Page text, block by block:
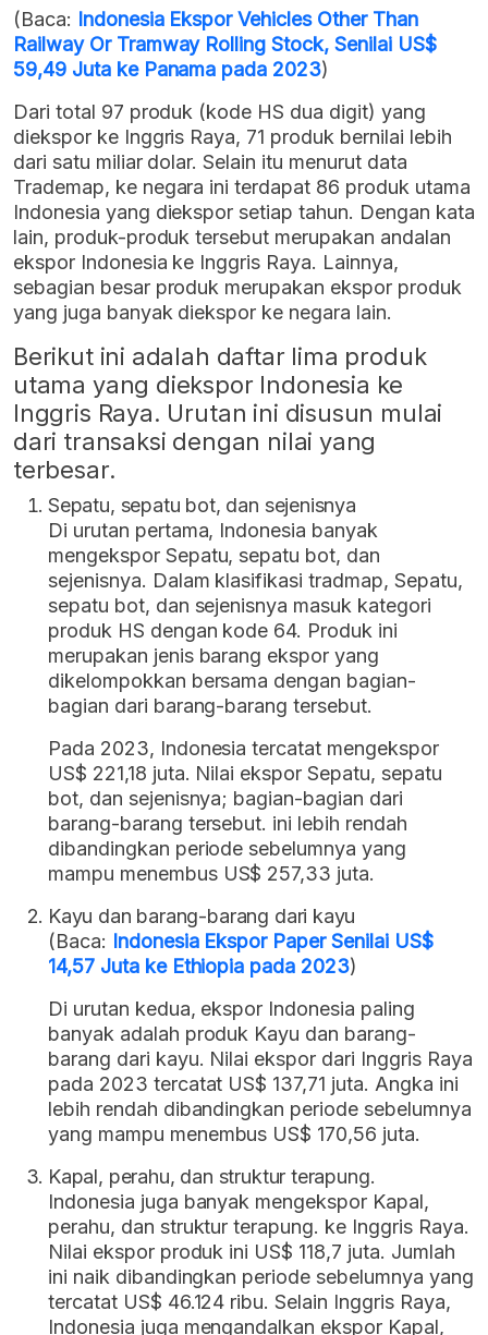
(Baca: Indonesia Ekspor Vehicles Other Than
Railway Or Tramway Rolling Stock, Senilai US$
59,49 Juta ke Panama pada 2023)
Dari total 97 produk (kode HS dua digit) yang
diekspor ke Inggris Raya, 71 produk bernilai lebih
dari satu miliar dolar. Selain itu menurut data
Trademap, ke negara ini terdapat 86 produk utama
Indonesia yang diekspor setiap tahun. Dengan kata
lain, produk-produk tersebut merupakan andalan
ekspor Indonesia ke Inggris Raya. Lainnya,
sebagian besar produk merupakan ekspor produk
yang juga banyak diekspor ke negara lain.
Berikut ini adalah daftar lima produk
utama yang diekspor Indonesia ke
Inggris Raya. Urutan ini disusun mulai
dari transaksi dengan nilai yang
terbesar.
Sepatu, sepatu bot, dan sejenisnya
Di urutan pertama, Indonesia banyak
mengekspor Sepatu, sepatu bot, dan
sejenisnya. Dalam klasifikasi tradmap, Sepatu,
sepatu bot, dan sejenisnya masuk kategori
produk HS dengan kode 64. Produk ini
merupakan jenis barang ekspor yang
dikelompokkan bersama dengan bagian-
bagian dari barang-barang tersebut.
Pada 2023, Indonesia tercatat mengekspor
US$ 221,18 juta. Nilai ekspor Sepatu, sepatu
bot, dan sejenisnya; bagian-bagian dari
barang-barang tersebut. ini lebih rendah
dibandingkan periode sebelumnya yang
mampu menembus US$ 257,33 juta.
Kayu dan barang-barang dari kayu
(Baca: Indonesia Ekspor Paper Senilai US$
14,57 Juta ke Ethiopia pada 2023)
Di urutan kedua, ekspor Indonesia paling
banyak adalah produk Kayu dan barang-
barang dari kayu. Nilai ekspor dari Inggris Raya
pada 2023 tercatat US$ 137,71 juta. Angka ini
lebih rendah dibandingkan periode sebelumnya
yang mampu menembus US$ 170,56 juta.
Kapal, perahu, dan struktur terapung.
Indonesia juga banyak mengekspor Kapal,
perahu, dan struktur terapung. ke Inggris Raya.
Nilai ekspor produk ini US$ 118,7 juta. Jumlah
ini naik dibandingkan periode sebelumnya yang
tercatat US$ 46.124 ribu. Selain Inggris Raya,
Indonesia juga mengandalkan ekspor Kapal,